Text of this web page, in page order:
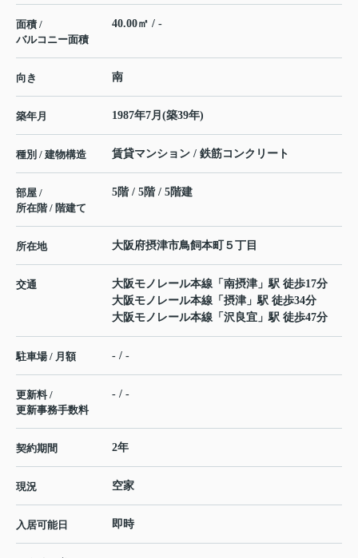
面積 /
バルコニー面積
40.00㎡ / -
向き 南
築年月 1987年7月(築39年)
種別 / 建物構造 賃貸マンション / 鉄筋コンクリート
部屋 /
所在階 / 階建て
5階 / 5階 / 5階建
所在地 大阪府摂津市鳥飼本町 ５丁目
交通 大阪モノレール本線 「 南摂津 」駅 徒歩17分
大阪モノレール本線 「 摂津 」駅 徒歩34分
大阪モノレール本線 「 沢良宜 」駅 徒歩47分
駐車場 / 月額 - / -
更新料 /
更新事務手数料
- / -
契約期間 2年
現況 空家
入居可能日 即時